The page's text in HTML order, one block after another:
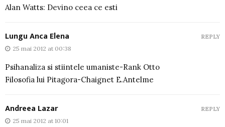
Alan Watts: Devino ceea ce esti
Lungu Anca Elena
25 mai 2012 at 00:38
Psihanaliza si stiintele umaniste-Rank Otto
Filosofia lui Pitagora-Chaignet E.Antelme
REPLY
Andreea Lazar
25 mai 2012 at 10:01
REPLY